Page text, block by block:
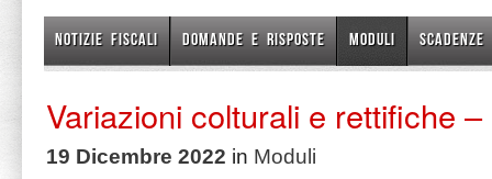
NOTIZIE FISCALI DOMANDE E RISPOSTE MODULI SCADENZE
Variazioni colturali e rettifiche
19 Dicembre 2022 in Moduli